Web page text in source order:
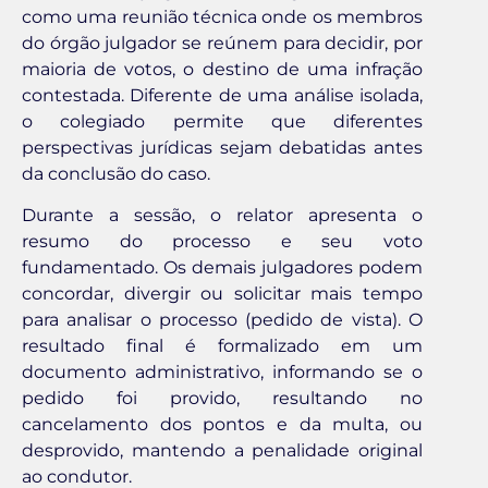
como uma reunião técnica onde os membros
do órgão julgador se reúnem para decidir, por
maioria de votos, o destino de uma infração
contestada. Diferente de uma análise isolada,
o colegiado permite que diferentes
perspectivas jurídicas sejam debatidas antes
da conclusão do caso.
Durante a sessão, o relator apresenta o
resumo do processo e seu voto
fundamentado. Os demais julgadores podem
concordar, divergir ou solicitar mais tempo
para analisar o processo (pedido de vista). O
resultado final é formalizado em um
documento administrativo, informando se o
pedido foi provido, resultando no
cancelamento dos pontos e da multa, ou
desprovido, mantendo a penalidade original
ao condutor.